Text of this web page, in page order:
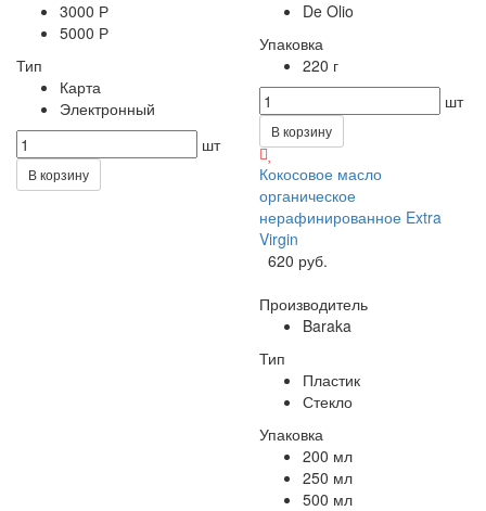
3000 Р
5000 Р
Тип
Карта
Электронный
шт
В корзину
De Olio
Упаковка
220 г
шт
В корзину
Кокосовое масло
органическое
нерафинированное Extra
Virgin
620 руб.
Производитель
Baraka
Тип
Пластик
Стекло
Упаковка
200 мл
250 мл
500 мл